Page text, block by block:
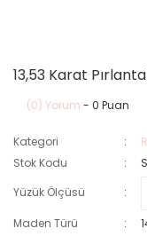
13,53 Karat
(0) Yorum - 0 Puan
Kategori
Stok Kodu
Yüzük Ölçüsü
Maden Türü